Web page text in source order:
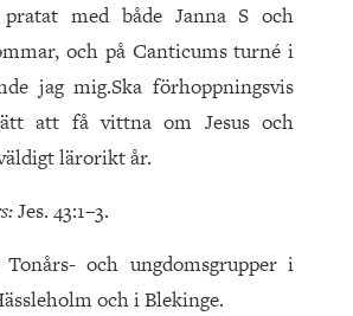
med både Janna S och
och på Canticums turné i
jag mig.Ska förhoppningsvis
att få vittna om Jesus och
lärorikt år.
Jes. 43:1–3.
Tonårs- och ungdomsgrupper i
och i Blekinge.